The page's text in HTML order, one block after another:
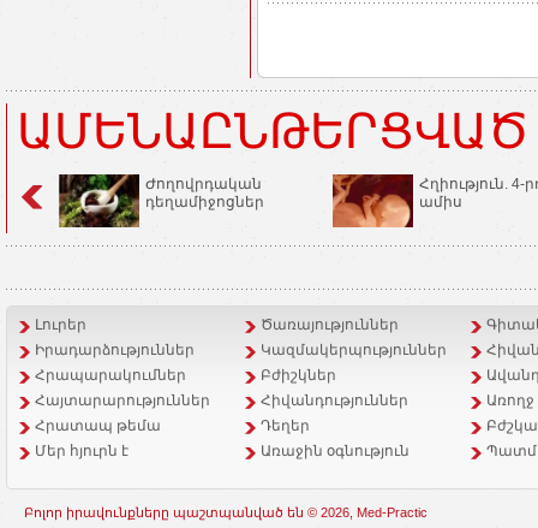
Ժողովրդական
դեղամիջոցներ
Հղիություն. 4-
ամիս
Լուրեր Ծառայություններ
Իրադարձություններ
Կազմակերպություններ
Հրապարակումներ
Բժիշկներ
Հայտարարություններ
Հիվանդություններ
Հրատապ թեմա
Դեղեր
Մեր հյուրն է
Առաջին օգնություն
Բոլոր իրավունքները պաշտպանված են © 2026, Med-Practic